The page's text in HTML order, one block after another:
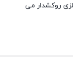
روکشدار می